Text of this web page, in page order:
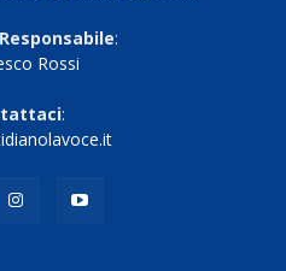
:
Rossi
: